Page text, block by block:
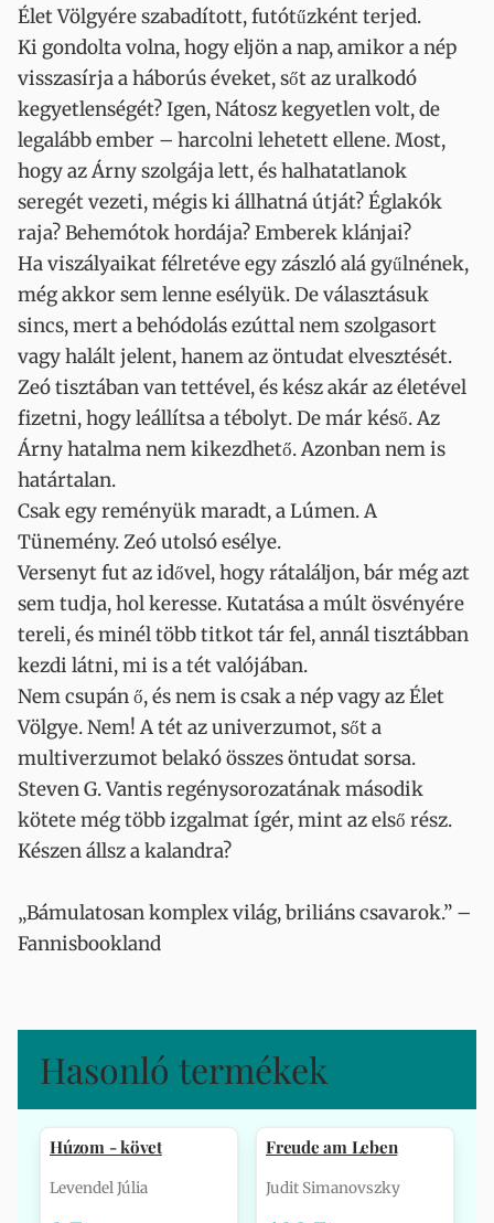
Élet Völgyére szabadított, futótűzként terjed.
Ki gondolta volna, hogy eljön a nap, amikor a nép
visszasírja a háborús éveket, sőt az uralkodó
kegyetlenségét? Igen, Nátosz kegyetlen volt, de
legalább ember – harcolni lehetett ellene. Most,
hogy az Árny szolgája lett, és halhatatlanok
seregét vezeti, mégis ki állhatná útját? Églakók
raja? Behemótok hordája? Emberek klánjai?
Ha viszályaikat félretéve egy zászló alá gyűlnének,
még akkor sem lenne esélyük. De választásuk
sincs, mert a behódolás ezúttal nem szolgasort
vagy halált jelent, hanem az öntudat elvesztését.
Zeó tisztában van tettével, és kész akár az életével
fizetni, hogy leállítsa a tébolyt. De már késő. Az
Árny hatalma nem kikezdhető. Azonban nem is
határtalan.
Csak egy reményük maradt, a Lúmen. A
Tünemény. Zeó utolsó esélye.
Versenyt fut az idővel, hogy rátaláljon, bár még azt
sem tudja, hol keresse. Kutatása a múlt ösvényére
tereli, és minél több titkot tár fel, annál tisztábban
kezdi látni, mi is a tét valójában.
Nem csupán ő, és nem is csak a nép vagy az Élet
Völgye. Nem! A tét az univerzumot, sőt a
multiverzumot belakó összes öntudat sorsa.
Steven G. Vantis regénysorozatának második
kötete még több izgalmat ígér, mint az első rész.
Készen állsz a kalandra?
„Bámulatosan komplex világ, briliáns csavarok.” –
Fannisbookland
Hasonló termékek
Húzom - követ
Levendel Júlia
Freude am Leben
Judit Simanovszky